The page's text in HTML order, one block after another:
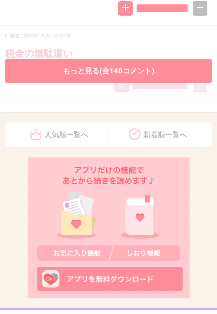
9. 匿名 2013/02/19(火) 16:31:58
税金の無駄遣い
+168
10. 匿名2013/02/19(火) 16:32:11
もう２６かよ…
アラサーじゃんww
+97
＞市側が「篠田さんのイメージを損ない、迷惑
をかける」と判断
その逆も考えられますｗ
+84
もっと見る(全140コメント)
人気順一覧へ 新着順一覧へ